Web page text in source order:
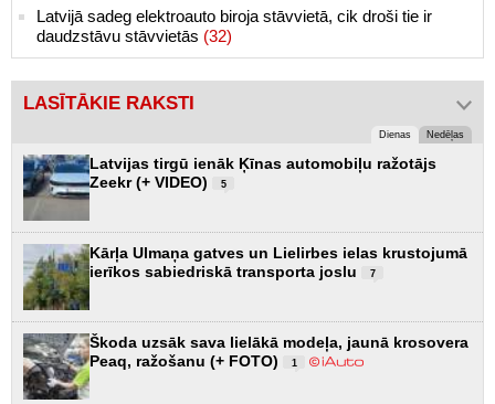
Latvijā sadeg elektroauto biroja stāvvietā, cik droši tie ir
daudzstāvu stāvvietās (32)
LASĪTĀKIE RAKSTI
Dienas Nedēļas
Latvijas tirgū ienāk Ķīnas automobiļu ražotājs
Zeekr (+ VIDEO)
5
Kārļa Ulmaņa gatves un Lielirbes ielas krustojumā
ierīkos sabiedriskā transporta joslu
7
Škoda uzsāk sava lielākā modeļa, jaunā krosovera
Peaq, ražošanu (+ FOTO)
1